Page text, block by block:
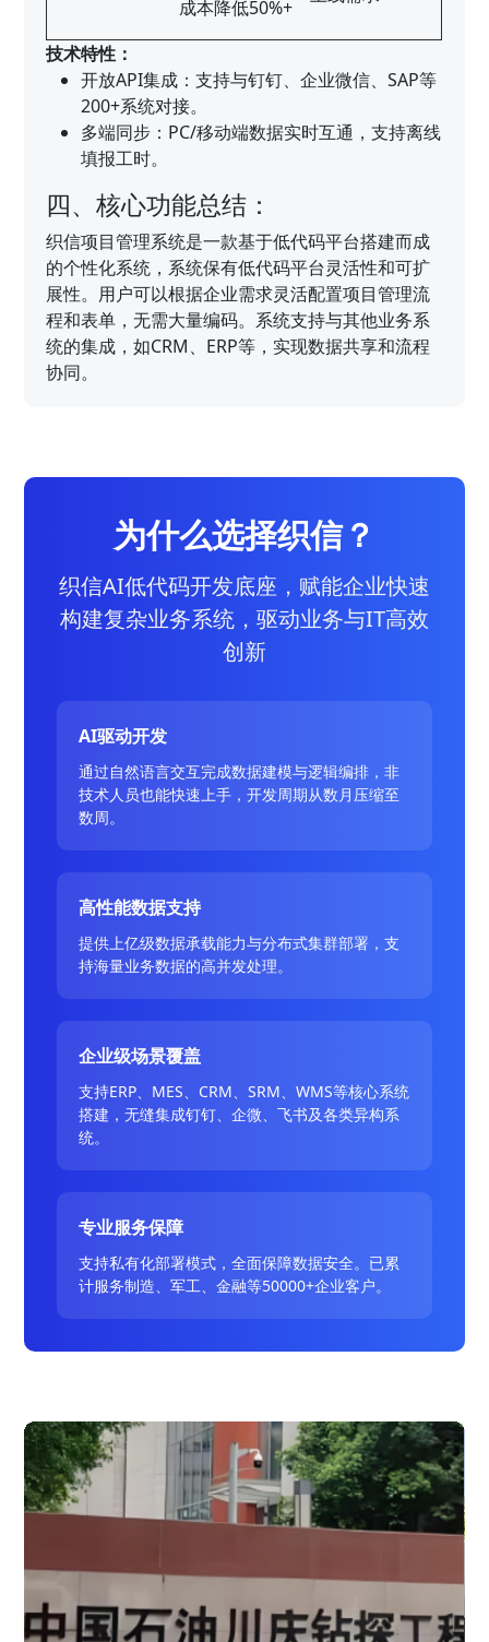
成本降低50%+
技术特性：
开放API集成：支持与钉钉、企业微信、SAP等
200+系统对接。
多端同步：PC/移动端数据实时互通，支持离线
填报工时。
四、核心功能总结：
织信项目管理系统是一款基于低代码平台搭建而成
的个性化系统，系统保有低代码平台灵活性和可扩
展性。用户可以根据企业需求灵活配置项目管理流
程和表单，无需大量编码。系统支持与其他业务系
统的集成，如CRM、ERP等，实现数据共享和流程
协同。
为什么选择织信？
织信AI低代码开发底座，赋能企业快速
构建复杂业务系统，驱动业务与IT高效
创新
AI驱动开发
通过自然语言交互完成数据建模与逻辑编排，非
技术人员也能快速上手，开发周期从数月压缩至
数周。
高性能数据支持
提供上亿级数据承载能力与分布式集群部署，支
持海量业务数据的高并发处理。
企业级场景覆盖
支持ERP、MES、CRM、SRM、WMS等核心系统
搭建，无缝集成钉钉、企微、飞书及各类异构系
统。
专业服务保障
支持私有化部署模式，全面保障数据安全。已累
计服务制造、军工、金融等50000+企业客户。